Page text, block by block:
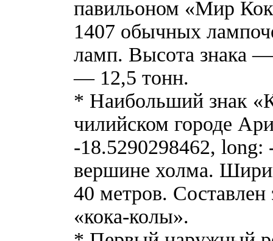
павильоном «Мир
1407 обычных
ламп. Высота знака
— 12,5 тонн.
* Наибольший знак
чилийском городе
-18.5290298462, long:
вершине холма.
40 метров. Составлен
«кока-колы».